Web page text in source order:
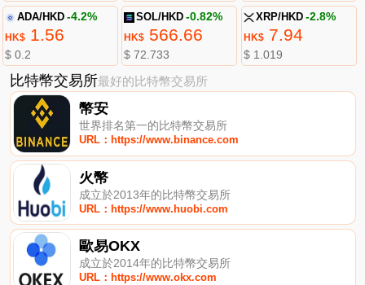
ADA/HKD -4.2%
HK$1.56
$ 0.2
SOL/HKD -0.82%
HK$ 566.66
$ 72.733
XRP/HKD -2.8%
HK$7.94
$ 1.019
比特幣交易所最好的比特幣交易所
幣安
世界排名第一的比特幣交易所
URL：https://www.binance.com
火幣
成立於2013年的比特幣交易所
URL：https://www.huobi.com
歐易OKX
成立於2014年的比特幣交易所
URL：https://www.okx.com